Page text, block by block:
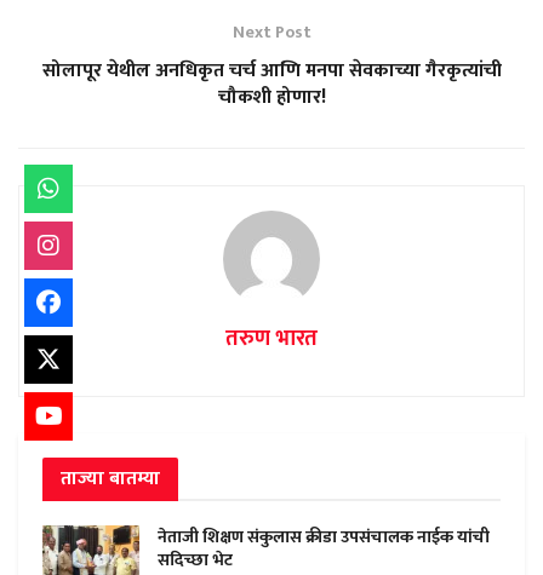
Next Post
सोलापूर येथील अनधिकृत चर्च आणि मनपा सेवकाच्या गैरकृत्यांची
चौकशी होणार!
तरुण भारत
ताज्या बातम्या
नेताजी शिक्षण संकुलास क्रीडा उपसंचालक नाईक यांची
सदिच्छा भेट